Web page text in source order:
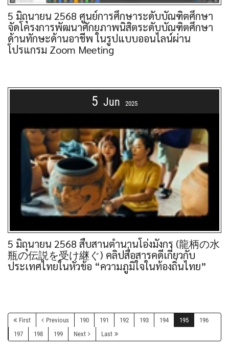
5 มิถุนายน 2568 ศูนย์การศึกษาระดับบัณฑิตศึกษา
จัดโครงการพัฒนาศักยภาพนิสิตระดับบัณฑิตศึกษา
ด้านทักษะด้านอาชีพ ในรูปแบบออนไลน์ผ่าน
โปรแกรม Zoom Meeting
5 Jun 2025
5 มิถุนายน 2568 สืบสานตำนานโอ่งมังกร (龍柄の水
瓶の伝説を受け継ぐ) คลิปสื่อสารคดีเกี่ยวกับ
ประเทศไทยในหัวข้อ “ความภูมิใจในท้องถิ่นไทย”
First Previous 190 191 192 193 194 195
196
197
198 199 Next Last